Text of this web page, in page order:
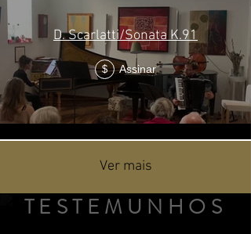
D. Scarlatti/Sonata K.91
$ Assinar
Ver mais
TESTEMUNHOS